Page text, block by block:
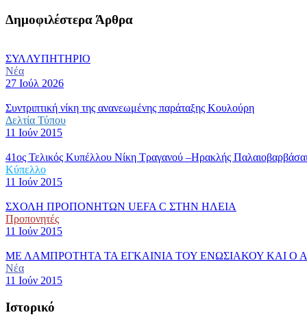
Δημοφιλέστερα Άρθρα
ΣΥΛΛΥΠΗΤΗΡΙΟ
Νέα
27 Ιούλ 2026
Συντριπτική νίκη της ανανεωμένης παράταξης Κουλούρη
Δελτία Τύπου
11 Ιούν 2015
41ος Τελικός Κυπέλλου Νίκη Τραγανού –Ηρακλής
Κύπελλο
11 Ιούν 2015
ΣΧΟΛΗ ΠΡΟΠΟΝΗΤΩΝ UEFA C ΣΤΗΝ ΗΛΕΙΑ
Προπονητές
11 Ιούν 2015
ΜΕ ΛΑΜΠΡΟΤΗΤΑ ΤΑ ΕΓΚΑΙΝΙΑ ΤΟΥ ΕΝΩΣΙΑΚΟΥ ΚΑΙ Ο
Νέα
11 Ιούν 2015
Ιστορικό